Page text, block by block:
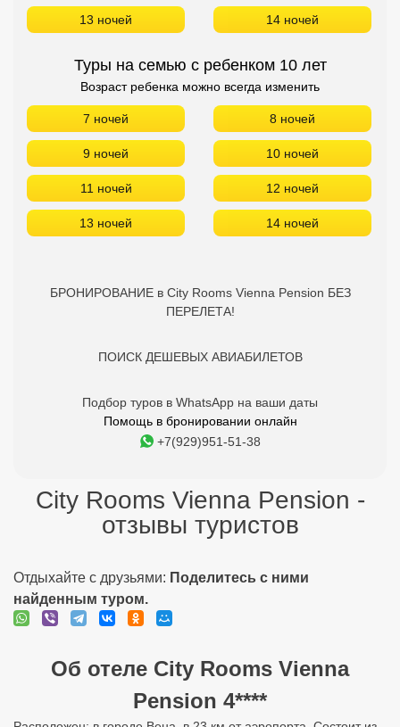
13 ночей 14 ночей
Туры на семью с ребенком 10 лет
Возраст ребенка можно всегда изменить
7 ночей 8 ночей
9 ночей 10 ночей
11 ночей 12 ночей
13 ночей 14 ночей
БРОНИРОВАНИЕ в City Rooms Vienna Pension БЕЗ
ПЕРЕЛЕТА!
ПОИСК ДЕШЕВЫХ АВИАБИЛЕТОВ
Подбор туров в WhatsApp на ваши даты
Помощь в бронировании онлайн
+7(929)951-51-38
City Rooms Vienna Pension -
отзывы туристов
Отдыхайте с друзьями: Поделитесь с ними
найденным туром.
Об отеле City Rooms Vienna
Pension 4****